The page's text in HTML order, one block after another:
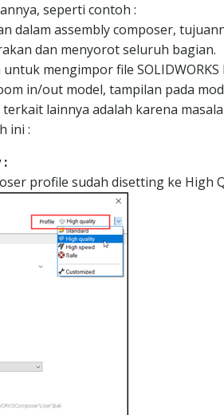
seperti contoh :
dalam assembly composer,
dan menyorot seluruh bagian.
mengimpor file
in/out model, tampilan pada
lainnya adalah karena
ini :
:
profile sudah disetting ke High